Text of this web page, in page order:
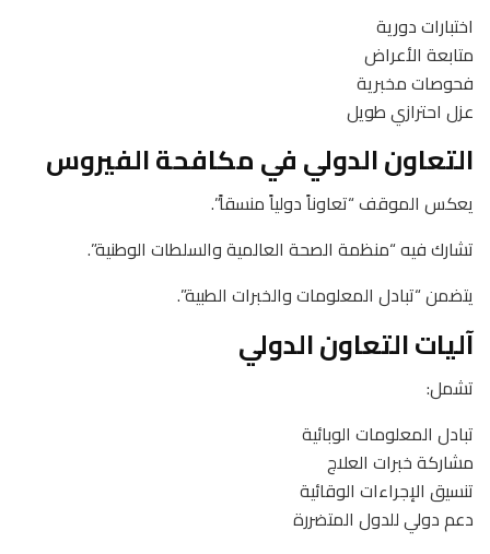
اختبارات دورية
متابعة الأعراض
فحوصات مخبرية
عزل احترازي طويل
التعاون الدولي في مكافحة الفيروس
يعكس الموقف “تعاوناً دولياً منسقاً”.
تشارك فيه “منظمة الصحة العالمية والسلطات الوطنية”.
يتضمن “تبادل المعلومات والخبرات الطبية”.
آليات التعاون الدولي
تشمل:
تبادل المعلومات الوبائية
مشاركة خبرات العلاج
تنسيق الإجراءات الوقائية
دعم دولي للدول المتضررة